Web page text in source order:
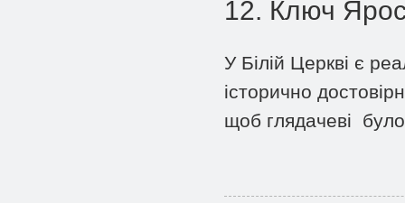
12. Ключ
У Білій Церкві є
історично
щоб глядачеві